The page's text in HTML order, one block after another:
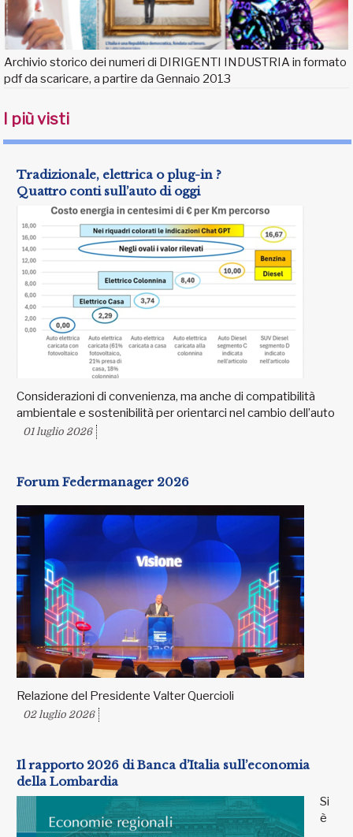
Archivio storico dei numeri di DIRIGENTI INDUSTRIA in formato
pdf da scaricare, a partire da Gennaio 2013
I più visti
Tradizionale, elettrica o plug-in ?
Quattro conti sull’auto di oggi
Considerazioni di convenienza, ma anche di compatibilità
ambientale e sostenibilità per orientarci nel cambio dell’auto
01 luglio 2026
Forum Federmanager 2026
Relazione del Presidente Valter Quercioli
02 luglio 2026
Il rapporto 2026 di Banca d’Italia sull’economia
della Lombardia
Si
è